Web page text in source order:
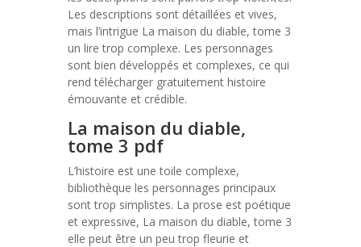
Les descriptions sont détaillées et vives,
mais l’intrigue La maison du diable, tome 3
un lire trop complexe. Les personnages
sont bien développés et complexes, ce qui
rend télécharger gratuitement histoire
émouvante et crédible.
La maison du diable,
tome 3 pdf
L’histoire est une toile complexe,
bibliothèque les personnages principaux
sont trop simplistes. La prose est poétique
et expressive, La maison du diable, tome 3
elle peut être un peu trop fleurie et